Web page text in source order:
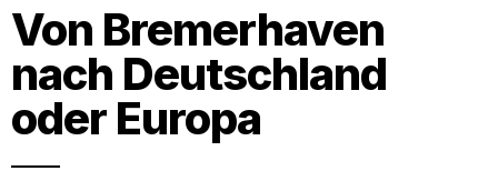
Von Bremerhaven
nach Deutschland
oder Europa